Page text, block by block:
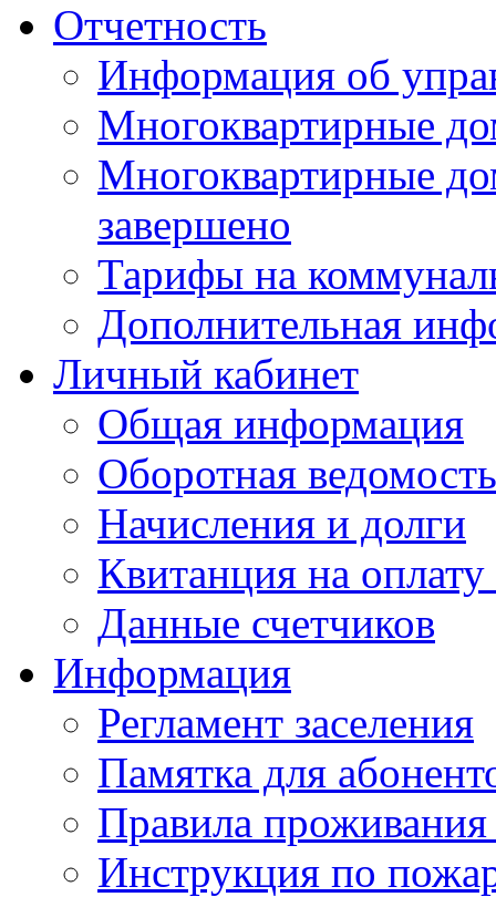
Отчетность
Информация об
Многоквартирные
Многоквартирные
завершено
Тарифы на
Дополнительная
Личный кабинет
Общая информация
Оборотная ведомость
Начисления и долги
Квитанция на
Данные счетчиков
Информация
Регламент заселения
Памятка для
Правила
Инструкция по